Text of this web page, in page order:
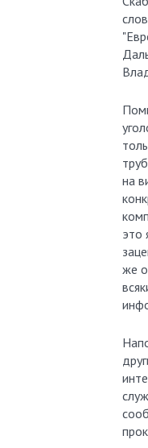
на
это
же